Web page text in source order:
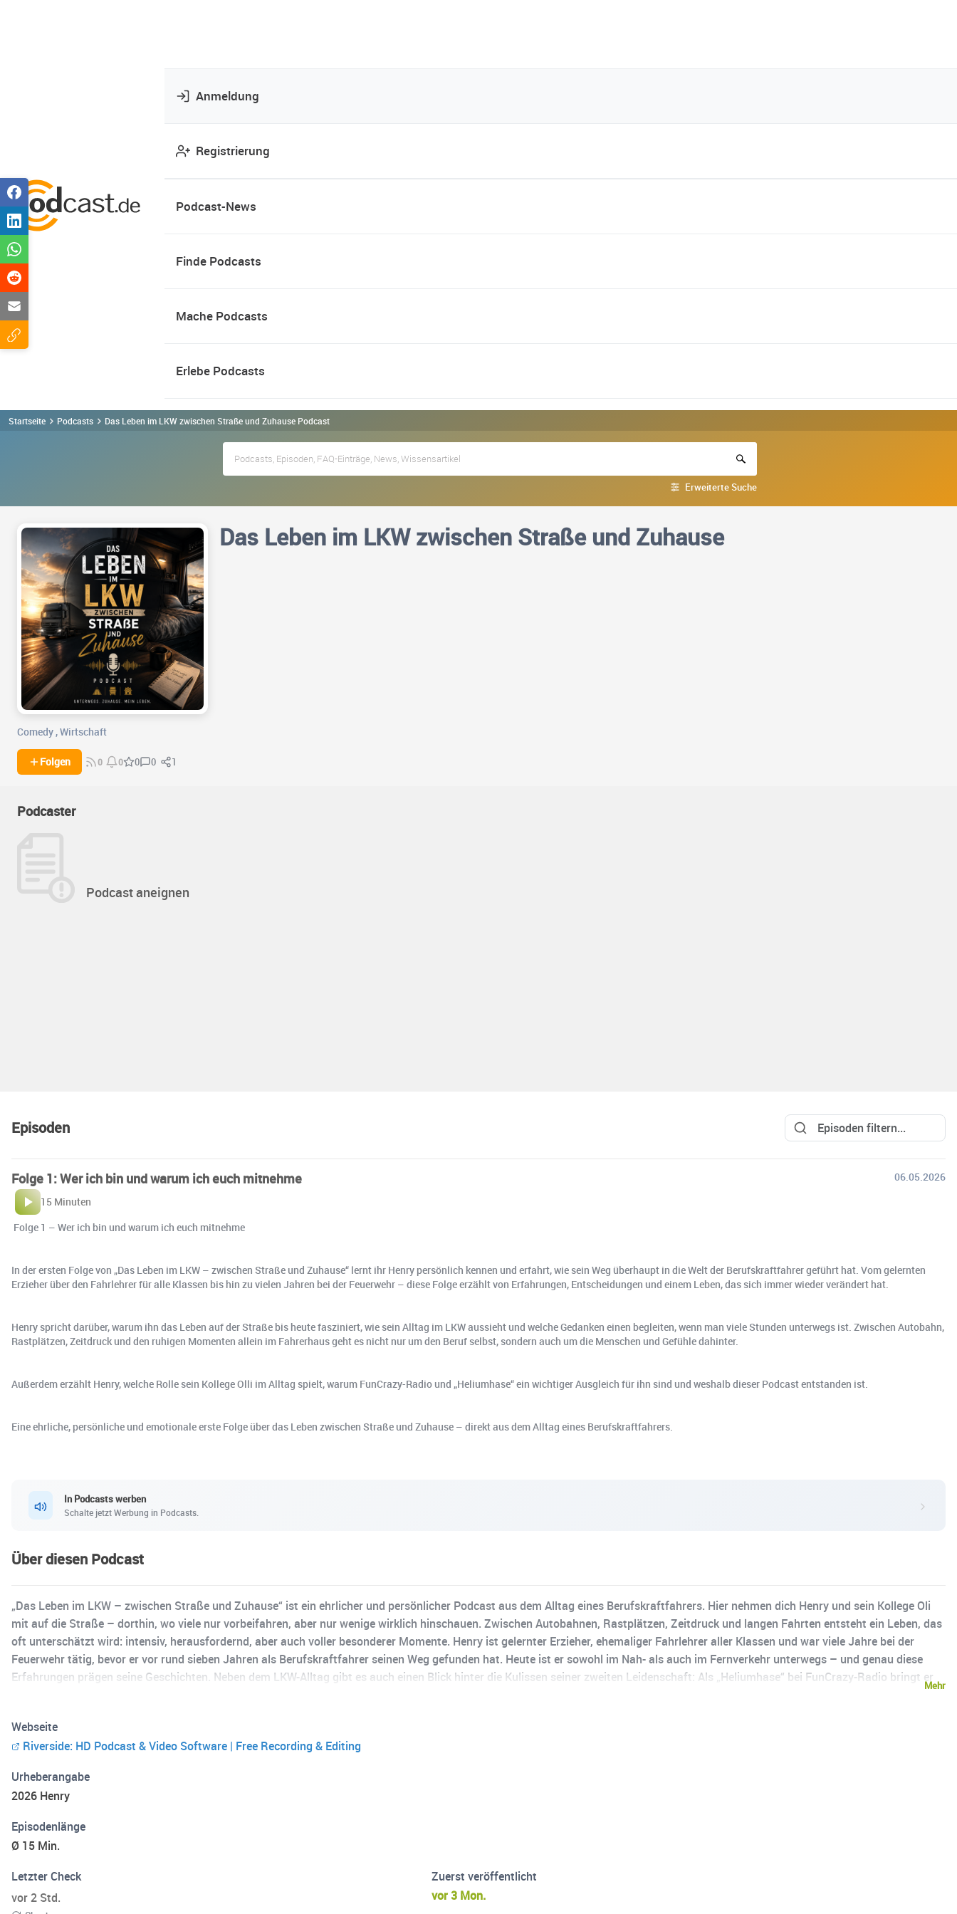
Anmeldung
Registrierung
Podcast-News
Finde Podcasts
Mache Podcasts
Erlebe Podcasts
Startseite Podcasts Das Leben im LKW zwischen Straße und Zuhause Podcast
Erweiterte Suche
Das Leben im LKW zwischen Straße und Zuhause
Comedy ,Wirtschaft
Folgen 0 0 0 0 1
Podcaster
Podcast aneignen
Episoden
Folge 1: Wer ich bin und warum ich euch mitnehme
06.05.2026
15 Minuten
️ Folge 1 – Wer ich bin und warum ich euch mitnehme
In der ersten Folge von „Das Leben im LKW – zwischen Straße und Zuhause“ lernt ihr Henry persönlich kennen und erfahrt, wie sein Weg überhaupt in die Welt der Berufskraftfahrer geführt hat. Vom gelernten
Erzieher über den Fahrlehrer für alle Klassen bis hin zu vielen Jahren bei der Feuerwehr – diese Folge erzählt von Erfahrungen, Entscheidungen und einem Leben, das sich immer wieder verändert hat.
Henry spricht darüber, warum ihn das Leben auf der Straße bis heute fasziniert, wie sein Alltag im LKW aussieht und welche Gedanken einen begleiten, wenn man viele Stunden unterwegs ist. Zwischen Autobahn,
Rastplätzen, Zeitdruck und den ruhigen Momenten allein im Fahrerhaus geht es nicht nur um den Beruf selbst, sondern auch um die Menschen und Gefühle dahinter.
Außerdem erzählt Henry, welche Rolle sein Kollege Olli im Alltag spielt, warum FunCrazy-Radio und „Heliumhase“ ein wichtiger Ausgleich für ihn sind und weshalb dieser Podcast entstanden ist.
Eine ehrliche, persönliche und emotionale erste Folge über das Leben zwischen Straße und Zuhause – direkt aus dem Alltag eines Berufskraftfahrers.
In Podcasts werben
Schalte jetzt Werbung in Podcasts.
Über diesen Podcast
„Das Leben im LKW – zwischen Straße und Zuhause“ ist ein ehrlicher und persönlicher Podcast aus dem Alltag eines Berufskraftfahrers. Hier nehmen dich Henry und sein Kollege Oli
mit auf die Straße – dorthin, wo viele nur vorbeifahren, aber nur wenige wirklich hinschauen. Zwischen Autobahnen, Rastplätzen, Zeitdruck und langen Fahrten entsteht ein Leben, das
oft unterschätzt wird: intensiv, herausfordernd, aber auch voller besonderer Momente. Henry ist gelernter Erzieher, ehemaliger Fahrlehrer aller Klassen und war viele Jahre bei der
Feuerwehr tätig, bevor er vor rund sieben Jahren als Berufskraftfahrer seinen Weg gefunden hat. Heute ist er sowohl im Nah- als auch im Fernverkehr unterwegs – und genau diese
Erfahrungen prägen seine Geschichten. Neben dem LKW-Alltag gibt es auch einen Blick hinter die Kulissen seiner zweiten Leidenschaft: Als „Heliumhase“ bei FunCrazy-Radio bringt er
anfühlt, wenn dein Arbeitsplatz die Straße ist, dann bist du hier genau richtig.
Mehr
Webseite
Riverside: HD Podcast & Video Software | Free Recording & Editing
Urheberangabe
2026 Henry
Episodenlänge
Ø 15 Min.
Letzter Check
vor 2 Std.
Zuerst veröffentlicht
vor 3 Mon.